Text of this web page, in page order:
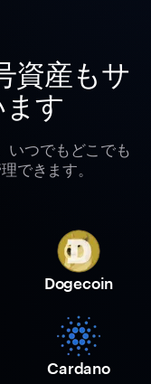
資産もサ
す
いつでもどこでも
できます。
Dogecoin
Cardano